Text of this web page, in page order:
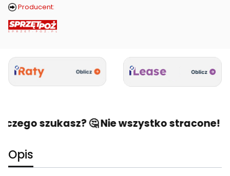
Producent:
szukasz? 🤔 Nie wszystko stracone!
Opis